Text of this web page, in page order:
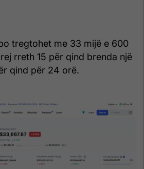
tregtohet me 33 mijë e 600
rreth 15 për qind brenda një
qind për 24 orë.